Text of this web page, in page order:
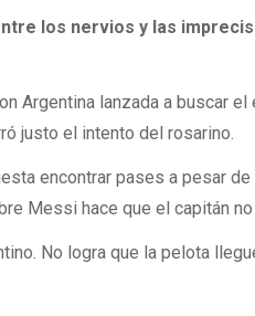
los nervios y las
Argentina lanzada a buscar
justo el intento del rosarino.
encontrar pases a pesar
Messi hace que el capitán
No logra que la pelota